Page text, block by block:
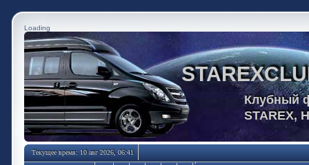
Loading
Клубный
STAREX,
Текущее время: 10 авг 2026, 06:41